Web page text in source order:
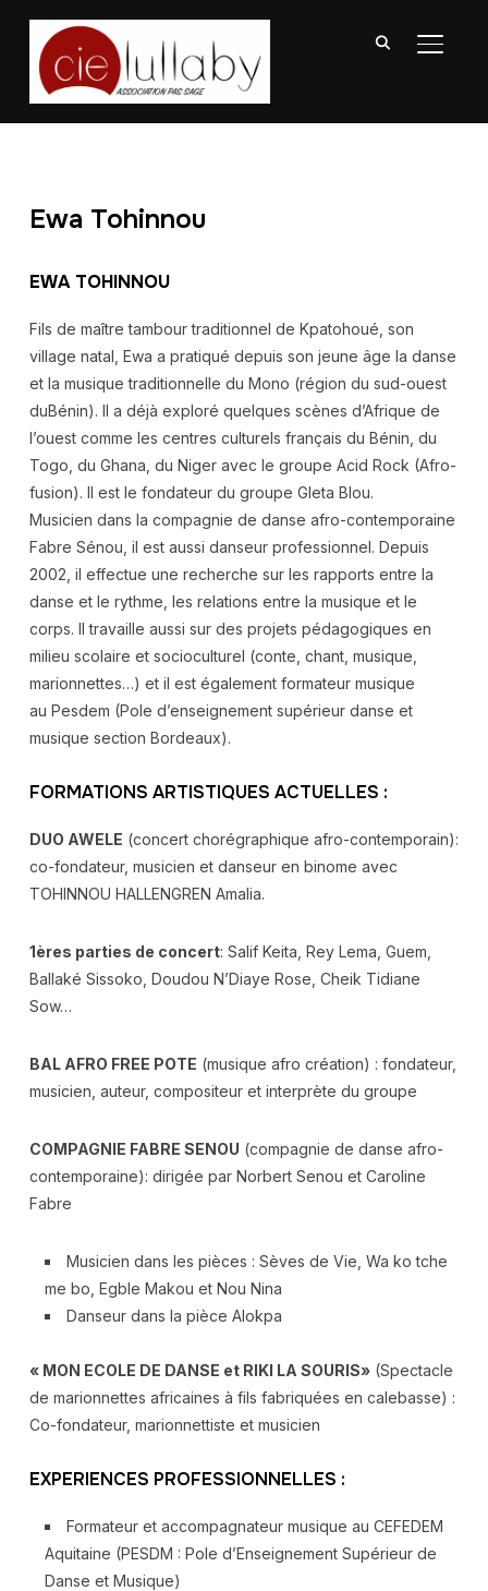
Ewa Tohinnou
EWA TOHINNOU
Fils de maître tambour traditionnel de Kpatohoué, son
village natal, Ewa a pratiqué depuis son jeune âge la danse
et la musique traditionnelle du Mono (région du sud-ouest
duBénin). Il a déjà exploré quelques scènes d’Afrique de
l’ouest comme les centres culturels français du Bénin, du
Togo, du Ghana, du Niger avec le groupe Acid Rock (Afro-
fusion). Il est le fondateur du groupe Gleta Blou.
Musicien dans la compagnie de danse afro-contemporaine
Fabre Sénou, il est aussi danseur professionnel. Depuis
2002, il effectue une recherche sur les rapports entre la
danse et le rythme, les relations entre la musique et le
corps. Il travaille aussi sur des projets pédagogiques en
milieu scolaire et socioculturel (conte, chant, musique,
marionnettes…) et il est également formateur musique
au Pesdem (Pole d’enseignement supérieur danse et
musique section Bordeaux).
FORMATIONS ARTISTIQUES ACTUELLES :
DUO AWELE (concert chorégraphique afro-contemporain):
co-fondateur, musicien et danseur en binome avec
TOHINNOU HALLENGREN Amalia.
1ères parties de concert: Salif Keita, Rey Lema, Guem,
Ballaké Sissoko, Doudou N’Diaye Rose, Cheik Tidiane
Sow…
BAL AFRO FREE POTE (musique afro création) : fondateur,
musicien, auteur, compositeur et interprète du groupe
COMPAGNIE FABRE SENOU (compagnie de danse afro-
contemporaine): dirigée par Norbert Senou et Caroline
Fabre
Musicien dans les pièces : Sèves de Vie, Wa ko tche
me bo, Egble Makou et Nou Nina
Danseur dans la pièce Alokpa
« MON ECOLE DE DANSE et RIKI LA SOURIS»(Spectacle
de marionnettes africaines à fils fabriquées en calebasse) :
Co-fondateur, marionnettiste et musicien
EXPERIENCES PROFESSIONNELLES :
Formateur et accompagnateur musique au CEFEDEM
Aquitaine (PESDM : Pole d’Enseignement Supérieur de
Danse et Musique)